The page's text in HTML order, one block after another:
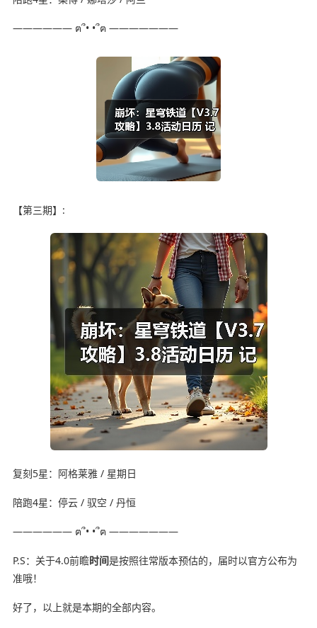
—————— ฅ՞• •՞ฅ ———————
【第三期】:
复刻5星：阿格莱雅 / 星期日
陪跑4星：停云 / 驭空 / 丹恒
—————— ฅ՞• •՞ฅ ———————
P.S：关于4.0前瞻时间是按照往常版本预估的，届时以官方公布为
准哦！
好了，以上就是本期的全部内容。